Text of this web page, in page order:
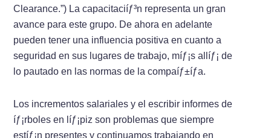
Clearance.”) La capacitaciíƒ³n representa un gran
avance para este grupo. De ahora en adelante
pueden tener una influencia positiva en cuanto a
seguridad en sus lugares de trabajo, míƒ¡s allíƒ¡ de
lo pautado en las normas de la compaíƒ±íƒ­a.
Los incrementos salariales y el escribir informes de
íƒ¡rboles en líƒ¡piz son problemas que siempre
estíƒ¡n presentes y continuamos trabajando en